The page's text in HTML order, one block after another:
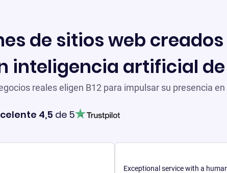
de sitios web
inteligencia artificial de
reales eligen B12 para impulsar su presencia en
4,5 de 5
Exceptional service with a human touch.